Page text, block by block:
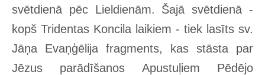
svētdienā pēc Lieldienām. Šajā svētdienā -
kopš Tridentas Koncila laikiem - tiek lasīts sv.
Jāņa Evaņģēlija fragments, kas stāsta par
Jēzus parādīšanos Apustuļiem Pēdējo